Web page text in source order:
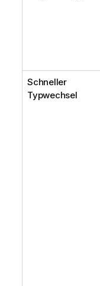
Schneller
Typwechsel